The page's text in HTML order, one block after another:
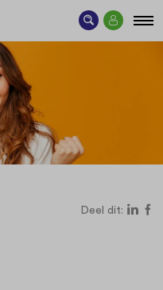
Deel dit: